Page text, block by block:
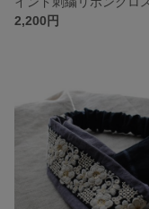
2,200円